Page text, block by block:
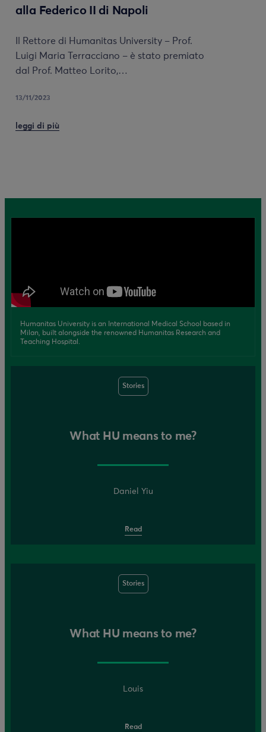
alla Federico II di Napoli
Il Rettore di Humanitas University – Prof.
Luigi Maria Terracciano – è stato premiato
dal Prof. Matteo Lorito,…
13/11/2023
leggi di più
Humanitas University is an International Medical School based in
Milan, built alongside the renowned Humanitas Research and
Teaching Hospital.
Stories
What HU means to me?
Daniel Yiu
Read
Stories
What HU means to me?
Louis
Read